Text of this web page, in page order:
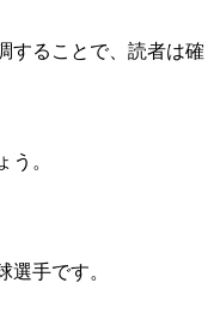
することで、読者は確
う。
選手です。